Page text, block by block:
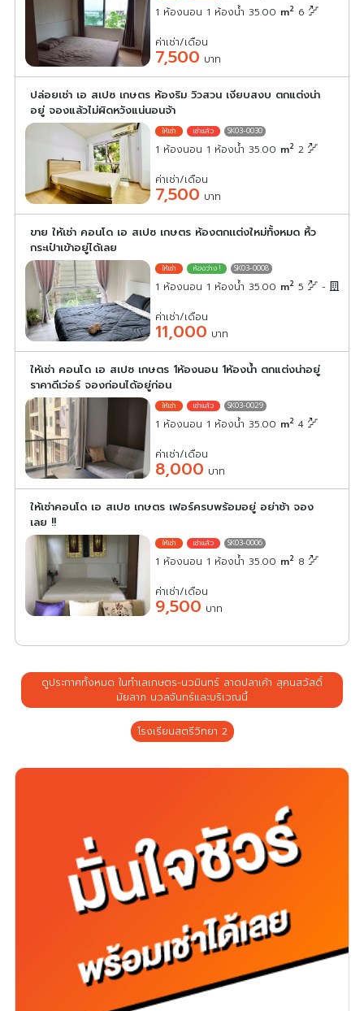
1 ห้องนอน 1 ห้องน้ำ 35.00 m2 6
ค่าเช่า/เดือน
7,500 บาท
ปล่อยเช่า เอ สเปซ เกษตร ห้องริม วิวสวน เงียบสงบ ตกแต่งน่า
อยู่ จองแล้วไม่ผิดหวังแน่นอนจ้า
SK03-0030
1 ห้องนอน 1 ห้องน้ำ 35.00 m2 2
ค่าเช่า/เดือน
7,500 บาท
ขาย ให้เช่า คอนโด เอ สเปซ เกษตร ห้องตกเเต่งใหม่ทั้งหมด หิ้ว
กระเป๋าเข้าอยู่ได้เลย
SK03-0008
1 ห้องนอน 1 ห้องน้ำ 35.00 m2 5 -
ค่าเช่า/เดือน
11,000 บาท
ให้เช่า คอนโด เอ สเปซ เกษตร 1ห้องนอน 1ห้องน้ำ ตกแต่งน่าอยู่
ราคาดีเว่อร์ จองก่อนได้อยู่ก่อน
SK03-0029
1 ห้องนอน 1 ห้องน้ำ 35.00 m2 4
ค่าเช่า/เดือน
8,000 บาท
ให้เช่าคอนโด เอ สเปซ เกษตร เฟอร์ครบพร้อมอยู่ อย่าช้า จอง
เลย !!
SK03-0006
1 ห้องนอน 1 ห้องน้ำ 35.00 m2 8
ค่าเช่า/เดือน
9,500 บาท
ดูประกาศทั้งหมด ในทำเลเกษตร-นวมินทร์ ลาดปลาเค้า สุคนสวัสดิ์
มัยลาภ นวลจันทร์และบริเวณนี้
โรงเรียนสตรีวิทยา 2